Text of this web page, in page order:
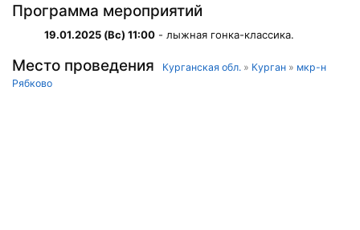
Программа мероприятий
19.01.2025 (Вс) 11:00 - лыжная гонка-классика.
Место проведения Курганская обл. » Курган » мкр-н
Рябково